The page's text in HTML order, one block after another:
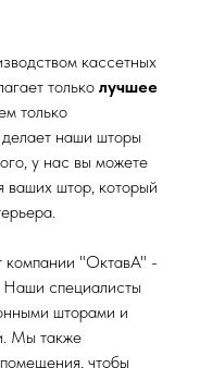
кассетных
только лучшее
только
наши шторы
у нас вы можете
ваших штор, который
компании "ОктавА" -
Наши специалисты
шторами и
Мы также
помещения, чтобы